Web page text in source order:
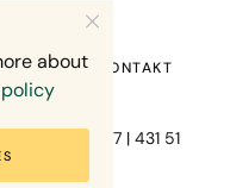
407 | 431 51
OM MIG KONTAKT
about